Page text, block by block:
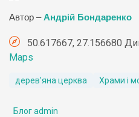
Автор –Андрій Бондаренко
50.617667, 27.156680
Maps
дерев'яна церква Храми і
Блог admin